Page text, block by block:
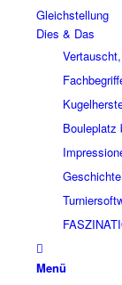
Gleichstellung
Dies & Das
Bouleplatz
Menü